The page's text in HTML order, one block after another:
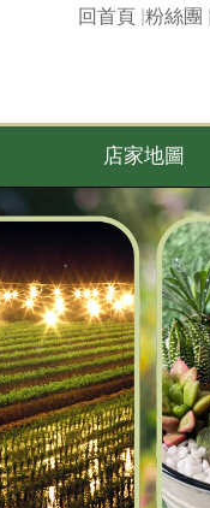
粉絲團
回首頁
店家地圖